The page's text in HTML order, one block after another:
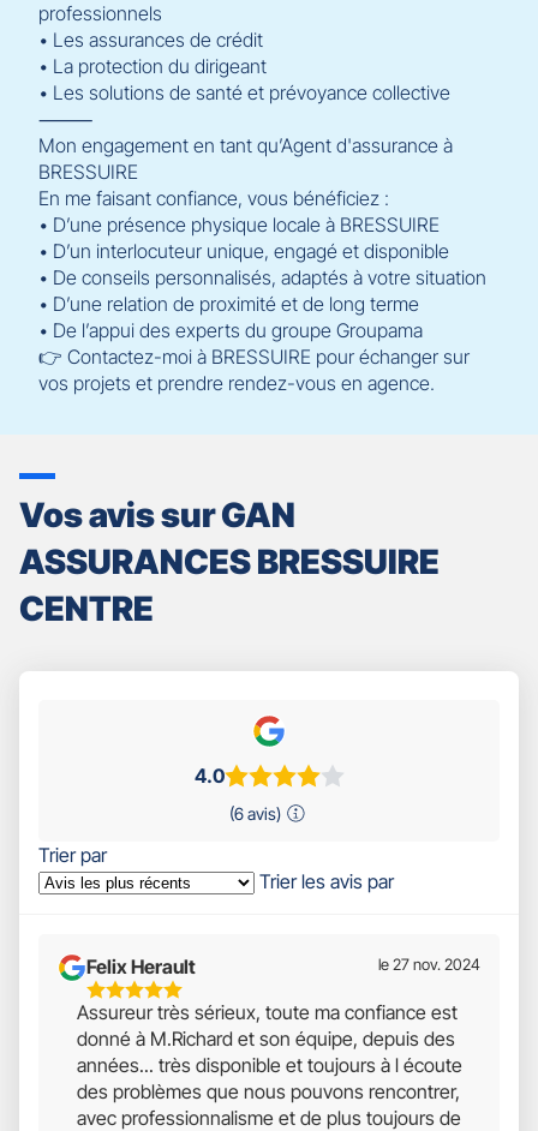
professionnels
• Les assurances de crédit
• La protection du dirigeant
• Les solutions de santé et prévoyance collective
⸻
Mon engagement en tant qu’Agent d'assurance à
BRESSUIRE
En me faisant confiance, vous bénéficiez :
• D’une présence physique locale à BRESSUIRE
• D’un interlocuteur unique, engagé et disponible
• De conseils personnalisés, adaptés à votre situation
• D’une relation de proximité et de long terme
• De l’appui des experts du groupe Groupama
👉 Contactez-moi à BRESSUIRE pour échanger sur
vos projets et prendre rendez-vous en agence.
Vos avis sur GAN
ASSURANCES BRESSUIRE
CENTRE
4.0
(6 avis)
Trier par
Trier les avis par
Felix Herault
5
Étoiles
Sur
5
le 27 nov. 2024
Assureur très sérieux, toute ma confiance est
donné à M.Richard et son équipe, depuis des
années... très disponible et toujours à l écoute
des problèmes que nous pouvons rencontrer,
avec professionnalisme et de plus toujours de